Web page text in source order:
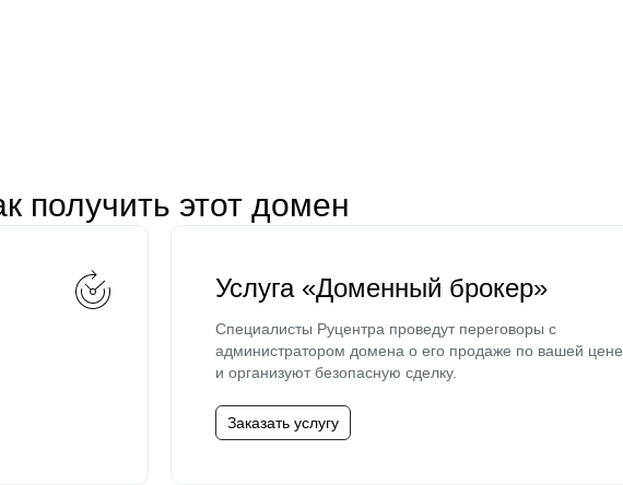
получить этот домен
Услуга «Доменный брокер»
Специалисты Руцентра проведут переговоры с
администратором домена о его продаже по вашей цене
и организуют безопасную сделку.
Заказать услугу